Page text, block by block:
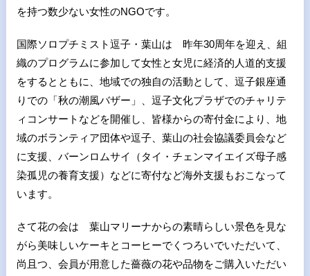
を持つ数少ない女性のNGOです。
国際ソロプチミスト逗子・葉山は 昨年30周年を迎え、組
織のプログラムに参加して女性と女児に経済的人道的支援
をするとともに、地域での独自の活動として、逗子銀座通
りでの「秋の潮風バザー」、逗子文化プラザでのチャリテ
ィコンサートなどを開催し、皆様からの寄付金により、地
域のボランティア団体や逗子、葉山の社会協議委員会など
に支援、バーンロムサイ（タイ・チェンマイエイズ母子感
染孤児の養育支援）などに寄付など海外支援もおこなって
います。
さて花の会は 葉山マリーナからの素晴らしい景色を見な
がら美味しいケーキとコーヒーでくつろいでいただいて、
尚且つ、会員が用意した薔薇の花や品物をご購入いただい